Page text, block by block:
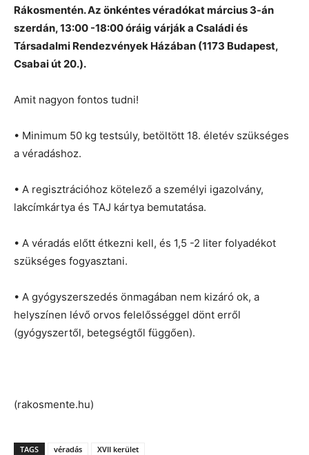
Rákosmentén. Az önkéntes véradókat március 3-án
szerdán, 13:00 -18:00 óráig várják a Családi és
Társadalmi Rendezvények Házában (1173 Budapest,
Csabai út 20.).
Amit nagyon fontos tudni!
• Minimum 50 kg testsúly, betöltött 18. életév szükséges
a véradáshoz.
• A regisztrációhoz kötelező a személyi igazolvány,
lakcímkártya és TAJ kártya bemutatása.
• A véradás előtt étkezni kell, és 1,5 -2 liter folyadékot
szükséges fogyasztani.
• A gyógyszerszedés önmagában nem kizáró ok, a
helyszínen lévő orvos felelősséggel dönt erről
(gyógyszertől, betegségtől függően).
(rakosmente.hu)
TAGS véradás XVII kerület